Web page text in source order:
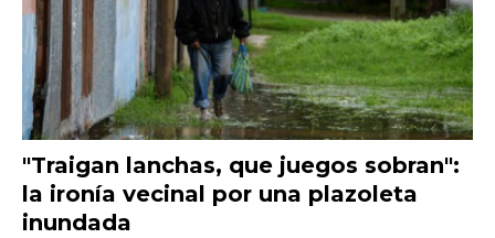
"Traigan lanchas, que juegos sobran":
la ironía vecinal por una plazoleta
inundada